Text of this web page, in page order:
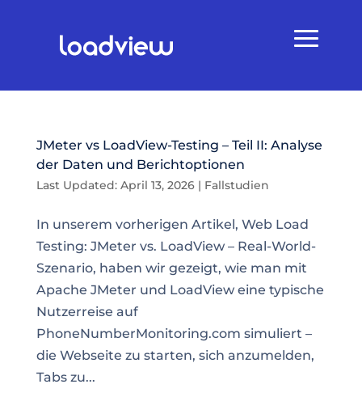
JMeter vs LoadView-Testing – Teil II: Analyse
der Daten und Berichtoptionen
Last Updated: April 13, 2026| Fallstudien
In unserem vorherigen Artikel, Web Load
Testing: JMeter vs. LoadView – Real-World-
Szenario, haben wir gezeigt, wie man mit
Apache JMeter und LoadView eine typische
Nutzerreise auf
PhoneNumberMonitoring.com simuliert –
die Webseite zu starten, sich anzumelden,
Tabs zu...